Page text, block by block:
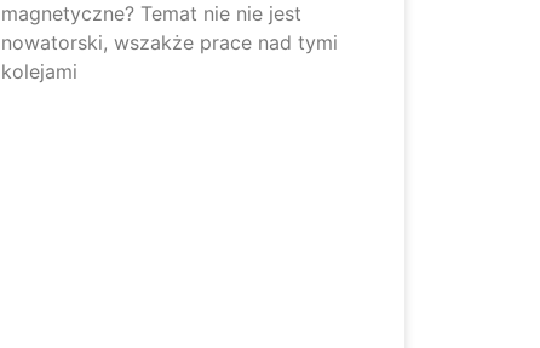
magnetyczne? Temat nie nie jest
nowatorski, wszakże prace nad tymi
kolejami